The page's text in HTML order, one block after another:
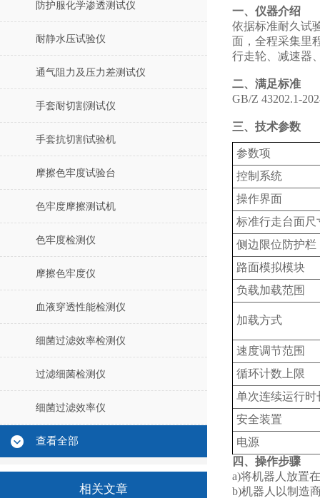
防护服化学渗透测试仪
耐静水压试验仪
通气阻力及压力差测试仪
手套耐切割测试仪
手套抗切割试验机
摩擦色牢度试验台
色牢度摩擦测试机
色牢度检测仪
摩擦色牢度仪
血液穿透性能检测仪
细菌过滤效率检测仪
过滤细菌检测仪
细菌过滤效率仪
查看全部
相关文章
‌一、仪器介绍
依据标准耐久试
面，全程采集里
行走轮、减速器
二、满足标准
GB/Z 43202.1-
三、技术参数
‌参数项‌
控制系统
操作界面
标准行走台面尺
侧边限位防护栏
路面模拟模块
负载加载范围
加载方式
速度调节范围
循环计数上限
单次连续运行时
安全装置
电源
四、操作步骤
a)将机器人放置
b)机器人以制造